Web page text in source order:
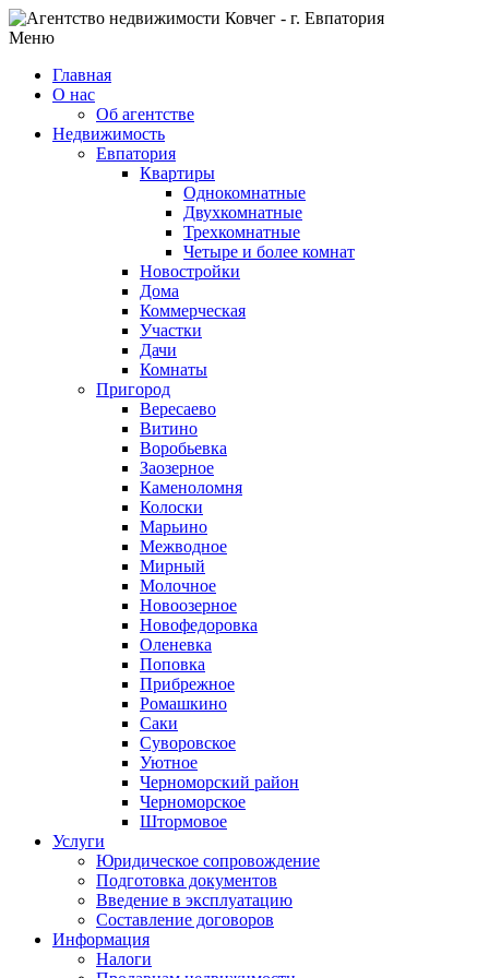
Меню
Главная
О нас
Об агентстве
Недвижимость
Евпатория
Квартиры
Однокомнатные
Двухкомнатные
Трехкомнатные
Четыре и более комнат
Новостройки
Дома
Коммерческая
Участки
Дачи
Комнаты
Пригород
Вересаево
Витино
Воробьевка
Заозерное
Каменоломня
Колоски
Марьино
Межводное
Мирный
Молочное
Новоозерное
Новофедоровка
Оленевка
Поповка
Прибрежное
Ромашкино
Саки
Суворовское
Уютное
Черноморский район
Черноморское
Штормовое
Услуги
Юридическое сопровождение
Подготовка документов
Введение в эксплуатацию
Составление договоров
Информация
Налоги